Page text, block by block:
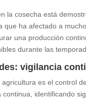
la cosecha está
ha afectado a
una producción
durante las
vigilancia
es el control
identificando